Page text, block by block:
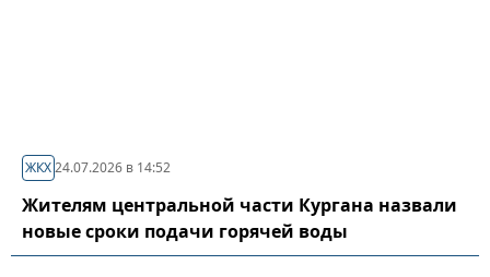
ЖКХ24.07.2026 в 14:52
Жителям центральной части Кургана назвали
новые сроки подачи горячей воды